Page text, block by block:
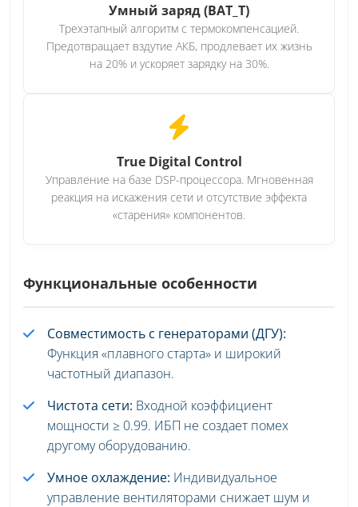
Умный заряд (BAT_T)
Трехэтапный алгоритм с термокомпенсацией.
Предотвращает вздутие АКБ, продлевает их жизнь
на 20% и ускоряет зарядку на 30%.
True Digital Control
Управление на базе DSP-процессора. Мгновенная
реакция на искажения сети и отсутствие эффекта
«старения» компонентов.
Функциональные особенности
Совместимость с генераторами (ДГУ):
Функция «плавного старта» и широкий
частотный диапазон.
Чистота сети: Входной коэффициент
мощности ≥ 0.99. ИБП не создает помех
другому оборудованию.
Умное охлаждение: Индивидуальное
управление вентиляторами снижает шум и